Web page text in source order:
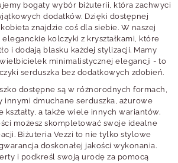
bogaty wybór biżuterii, która zachwyci
dodatków. Dzięki dostępnej
znajdzie coś dla siebie. W naszej
kolczyki z kryształkami, które
i dodają blasku każdej stylizacji. Mamy
minimalistycznej elegancji - to
serduszka bez dodatkowych zdobień.
dostępne są w różnorodnych formach,
innymi dmuchane serduszka, ażurowe
kształty, a także wiele innych wariantów.
możesz skompletować swoje idealne
Biżuteria Vezzi to nie tylko stylowe
doskonałej jakości wykonania.
i podkreśl swoją urodę za pomocą